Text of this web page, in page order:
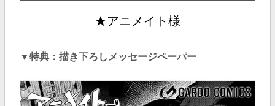
★アニメイト様
▼特典：描き下ろしメッセージペーパー